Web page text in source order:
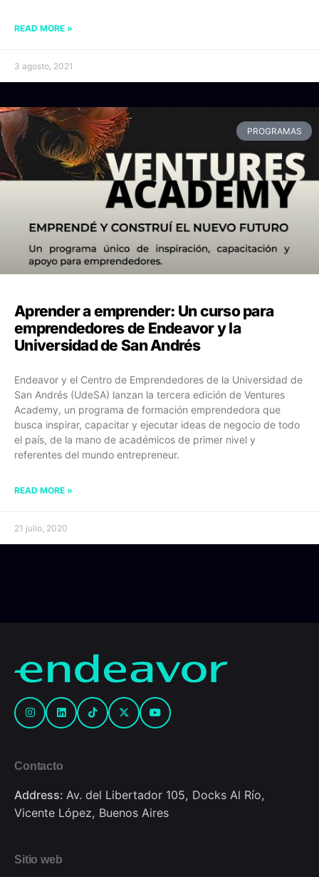
READ MORE »
3 agosto, 2021
PROGRAMAS
Aprender a emprender: Un curso para
emprendedores de Endeavor y la
Universidad de San Andrés
Endeavor y el Centro de Emprendedores de la Universidad de
San Andrés (UdeSA) lanzan la tercera edición de Ventures
Academy, un programa de formación emprendedora que
busca inspirar, capacitar y ejecutar ideas de negocio de todo
el país, de la mano de académicos de primer nivel y
referentes del mundo entrepreneur.
READ MORE »
21 julio, 2020
Contacto
Address: Av. del Libertador 105, Docks Al Río,
Vicente López, Buenos Aires
Sitio web